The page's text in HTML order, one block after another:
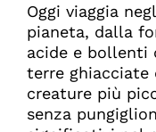
Oggi viaggia
pianeta, dalla
acide e bollenti
terre ghiacciate
creature più
senza